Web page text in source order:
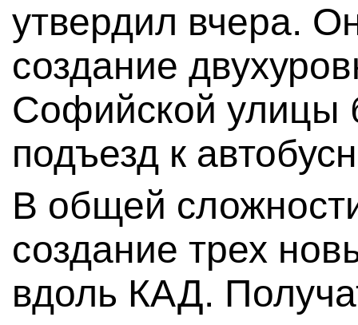
утвердил вчера.
создание
Софийской улицы
подъезд к
В общей
создание трех
вдоль КАД.